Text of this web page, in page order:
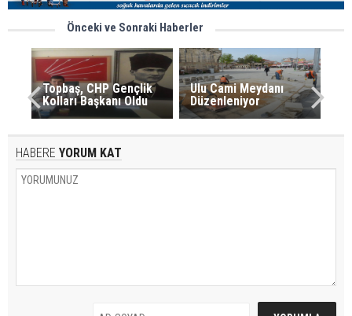
Önceki ve Sonraki Haberler
Topbaş, CHP Gençlik
Kolları Başkanı Oldu
Ulu Cami Meydanı
Düzenleniyor
HABERE YORUM KAT